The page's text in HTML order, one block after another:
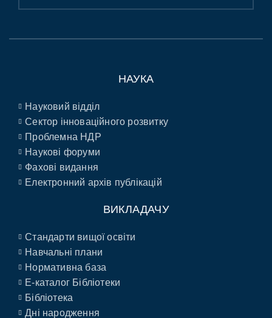
НАУКА
Науковий відділ
Сектор інноваційного розвитку
Проблемна НДР
Наукові форуми
Фахові видання
Електронний архів публікацій
ВИКЛАДАЧУ
Стандарти вищої освіти
Навчальні плани
Нормативна база
E-каталог Бібліотеки
Бібліотека
Дні народження